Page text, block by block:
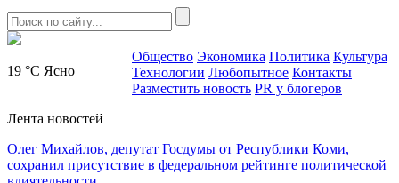
19 °C Ясно
Общество Экономика Политика Культура
Технологии Любопытное Контакты
Разместить новость PR у блогеров
Лента новостей
Олег Михайлов, депутат Госдумы от Республики Коми,
сохранил присутствие в федеральном рейтинге политической